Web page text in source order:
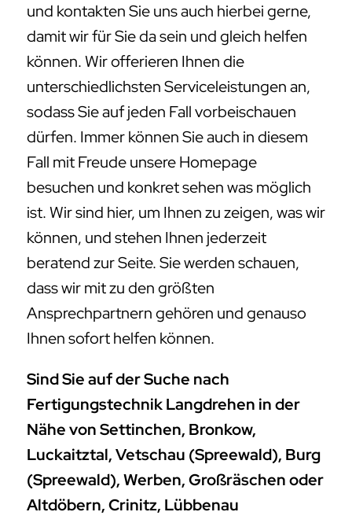
und kontakten Sie uns auch hierbei gerne,
damit wir für Sie da sein und gleich helfen
können. Wir offerieren Ihnen die
unterschiedlichsten Serviceleistungen an,
sodass Sie auf jeden Fall vorbeischauen
dürfen. Immer können Sie auch in diesem
Fall mit Freude unsere Homepage
besuchen und konkret sehen was möglich
ist. Wir sind hier, um Ihnen zu zeigen, was wir
können, und stehen Ihnen jederzeit
beratend zur Seite. Sie werden schauen,
dass wir mit zu den größten
Ansprechpartnern gehören und genauso
Ihnen sofort helfen können.
Sind Sie auf der Suche nach
Fertigungstechnik Langdrehen in der
Nähe von Settinchen, Bronkow,
Luckaitztal, Vetschau (Spreewald), Burg
(Spreewald), Werben, Großräschen oder
Altdöbern, Crinitz, Lübbenau